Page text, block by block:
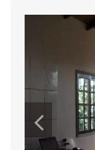
Previous